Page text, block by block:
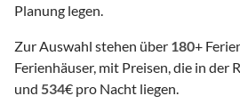
Planung legen.
Zur Auswahl stehen über 180+
Ferienhäuser, mit Preisen, die in der
und 534€ pro Nacht liegen.